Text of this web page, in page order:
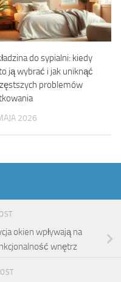
do sypialni: kiedy
ją wybrać i jak uniknąć
problemów
2026
okien wpływają na
wnętrz